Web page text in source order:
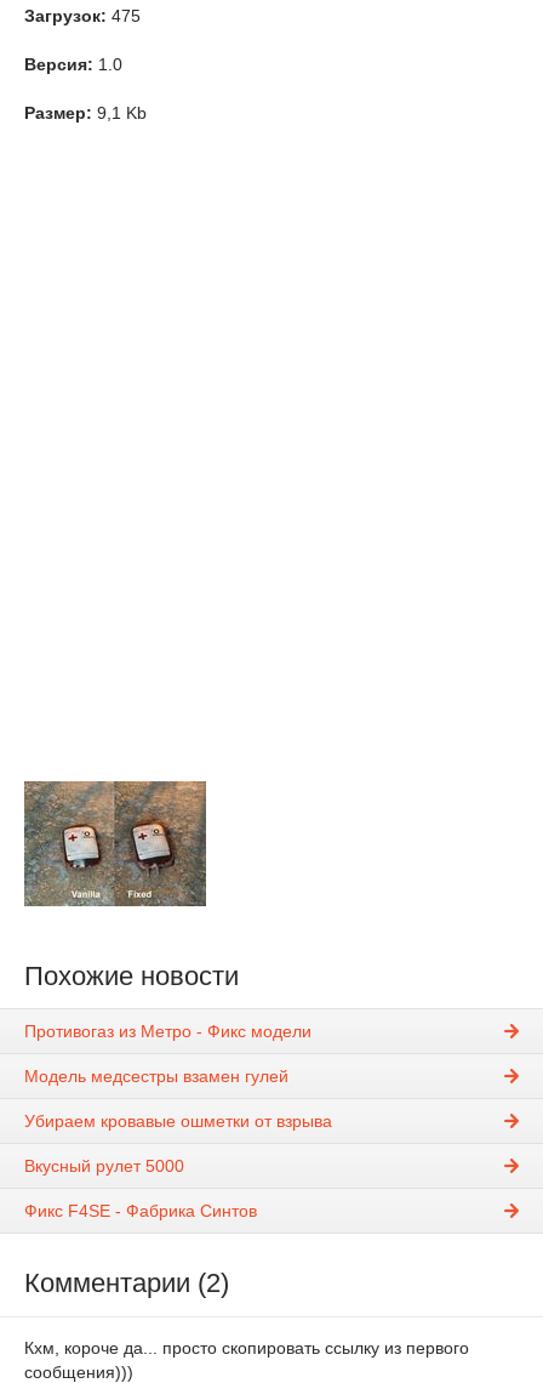
Загрузок: 475
Версия: 1.0
Размер: 9,1 Kb
Похожие новости
Противогаз из Метро - Фикс модели
Модель медсестры взамен гулей
Убираем кровавые ошметки от взрыва
Вкусный рулет 5000
Фикс F4SE - Фабрика Синтов
Комментарии (2)
Кхм, короче да... просто скопировать ссылку из первого
сообщения)))